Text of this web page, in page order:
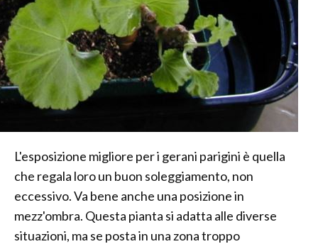
L'esposizione migliore per i gerani parigini è quella
che regala loro un buon soleggiamento, non
eccessivo. Va bene anche una posizione in
mezz'ombra. Questa pianta si adatta alle diverse
situazioni, ma se posta in una zona troppo